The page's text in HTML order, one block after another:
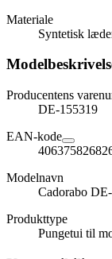
Materiale
Syntetisk
Producentens
DE-155319
EAN-kode
Modelnavn
Cadorabo
Produkttype
Pungetui til